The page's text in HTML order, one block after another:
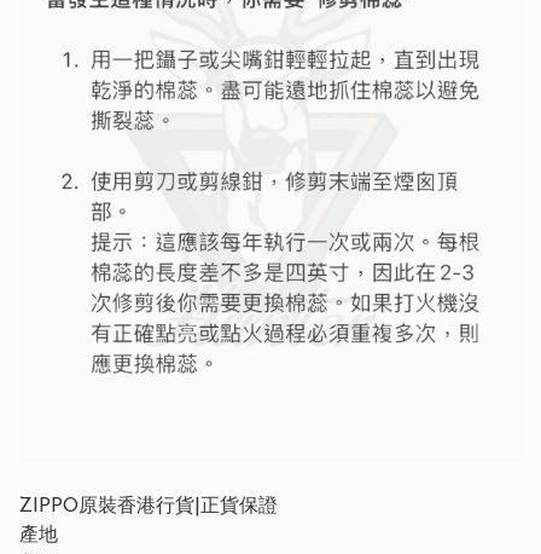
ZIPPO原裝香港行貨|正貨保證
產地